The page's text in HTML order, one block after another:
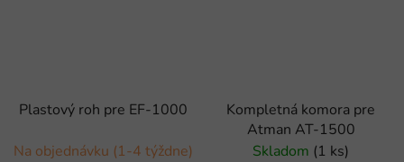
Plastový roh pre EF-1000
Na objednávku (1-4 týždne)
Kompletná komora pre
Atman AT-1500
Skladom (1 ks)